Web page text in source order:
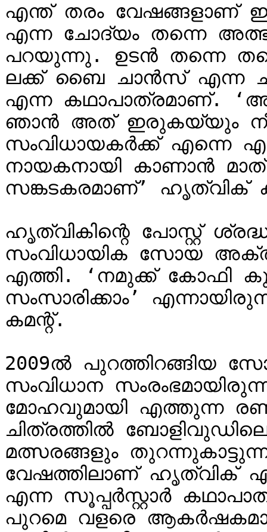
എന്ത് തരം വേഷങ്ങളാണ്
എന്ന ചോദ്യം തന്നെ
പറയുന്നു. ഉടൻ തന്നെ
ലക്ക് ബൈ ചാൻസ് എന്ന
എന്ന കഥാപാത്രമാണ്.
ഞാൻ അത് ഇരുകയ്യും
സംവിധായകർക്ക് എന്നെ
നായകനായി കാണാൻ
സങ്കടകരമാണ്’ ഹൃത്വിക്
ഹൃത്വികിന്റെ പോസ്റ്റ്
സംവിധായിക സോയ
എത്തി. ‘നമുക്ക് കോഫി
സംസാരിക്കാം’
കമന്റ്.
2009ൽ പുറത്തിറങ്ങിയ
സംവിധാന
മോഹവുമായി എത്തുന്ന
ചിത്രത്തിൽ
മത്സരങ്ങളും
വേഷത്തിലാണ് ഹൃത്വിക്
എന്ന സൂപ്പർസ്റ്റാർ
പുറമെ വളരെ